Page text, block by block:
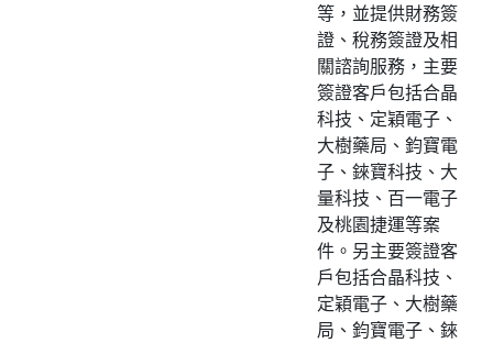
等，並提供財務簽
證、稅務簽證及相
關諮詢服務，主要
簽證客戶包括合晶
科技、定穎電子、
大樹藥局、鈞寶電
子、錸寶科技、大
量科技、百一電子
及桃園捷運等案
件。另主要簽證客
戶包括合晶科技、
定穎電子、大樹藥
局、鈞寶電子、錸